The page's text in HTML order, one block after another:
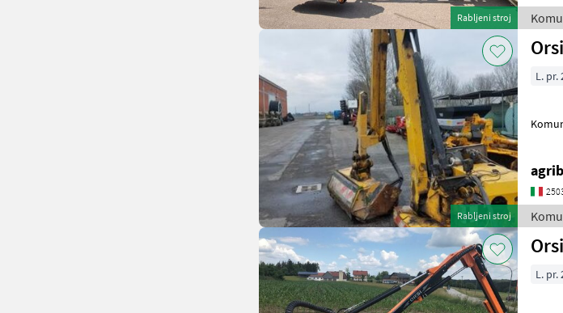
Rabljeni stroj
Rabljeni stroj
L. pr.
L. pr.